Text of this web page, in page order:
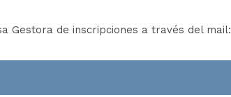
Gestora de inscripciones a través del mail: